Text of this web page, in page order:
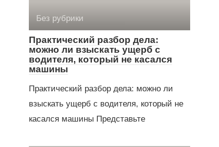
Без рубрики
Практический разбор дела:
можно ли взыскать ущерб с
водителя, который не касался
машины
Практический разбор дела: можно ли
взыскать ущерб с водителя, который не
касался машины Представьте